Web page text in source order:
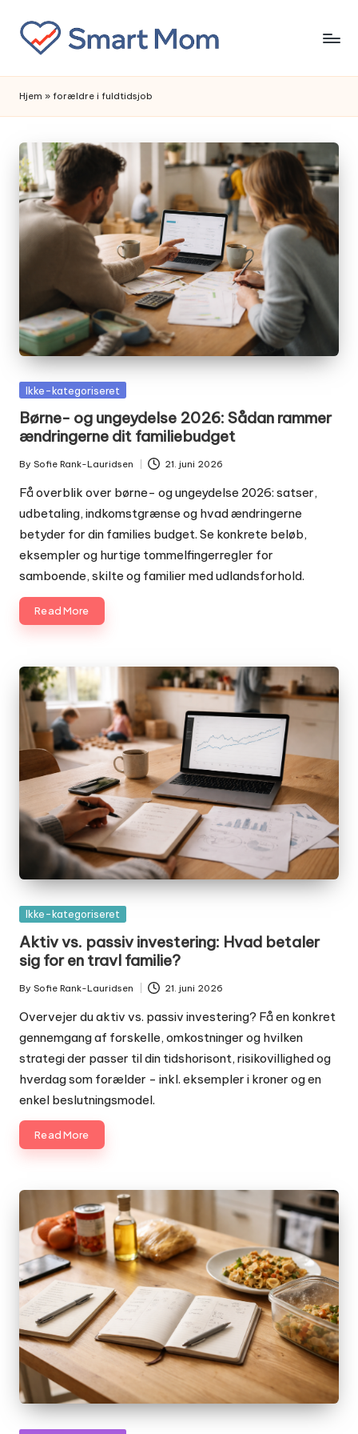
Skip
content
Hjem » forældre i fuldtidsjob
Posted
Ikke-kategoriseret
Børne- og ungeydelse 2026: Sådan rammer
ændringerne dit familiebudget
Posted
by
By Sofie Rank-Lauridsen 21. juni 2026
Få overblik over børne- og ungeydelse 2026: satser,
udbetaling, indkomstgrænse og hvad ændringerne
betyder for din families budget. Se konkrete beløb,
eksempler og hurtige tommelfingerregler for
samboende, skilte og familier med udlandsforhold.
Read More
Posted
Ikke-kategoriseret
Aktiv vs. passiv investering: Hvad betaler
sig for en travl familie?
Posted
by
By Sofie Rank-Lauridsen 21. juni 2026
Overvejer du aktiv vs. passiv investering? Få en konkret
gennemgang af forskelle, omkostninger og hvilken
strategi der passer til din tidshorisont, risikovillighed og
hverdag som forælder - inkl. eksempler i kroner og en
enkel beslutningsmodel.
Read More